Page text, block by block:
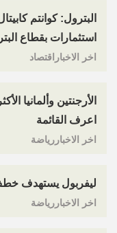
البترول: كوانتم
استثمارات بقطاع
اخر الاخباراقتصاد
الأرجنتين وألمانيا
اعرف القائمة
اخر الاخباررياضة
ليفربول يستهدف
اخر الاخباررياضة